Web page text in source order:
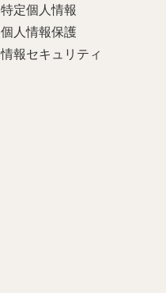
特定個人情報
個人情報保護
情報セキュリティ